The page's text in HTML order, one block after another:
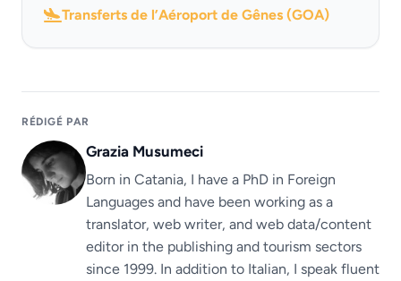
Transferts de l’Aéroport de Gênes (GOA)
RÉDIGÉ PAR
Grazia Musumeci
Born in Catania, I have a PhD in Foreign
Languages ​​and have been working as a
translator, web writer, and web data/content
editor in the publishing and tourism sectors
since 1999. In addition to Italian, I speak fluent